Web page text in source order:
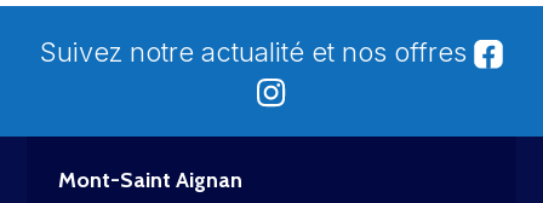
Suivez notre actualité et nos offres
Mont-Saint Aignan